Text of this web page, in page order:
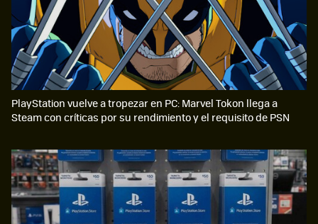
PlayStation vuelve a tropezar en PC: Marvel Tokon llega a
Steam con críticas por su rendimiento y el requisito de PSN